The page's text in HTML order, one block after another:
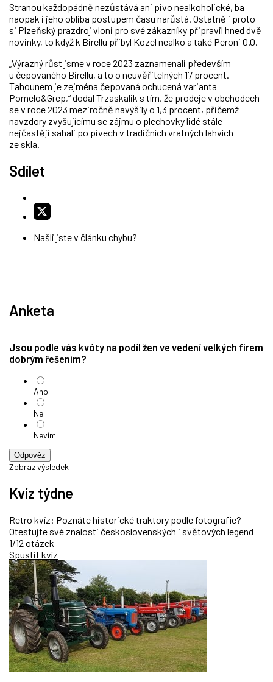
Stranou každopádně nezůstává ani pivo nealkoholické, ba
naopak i jeho obliba postupem času narůstá. Ostatně i proto
si Plzeňský prazdroj vloni pro své zákazníky připravil hned dvě
novinky, to když k Birellu přibyl Kozel nealko a také Peroni 0.0.
„Výrazný růst jsme v roce 2023 zaznamenali především
u čepovaného Birellu, a to o neuvěřitelných 17 procent.
Tahounem je zejména čepovaná ochucená varianta
Pomelo&Grep,“ dodal Trzaskalik s tím, že prodeje v obchodech
se v roce 2023 meziročně navýšily o 1,3 procent, přičemž
navzdory zvyšujícímu se zájmu o plechovky lidé stále
nejčastěji sahali po pivech v tradičních vratných lahvích
ze skla.
Sdílet
Našli jste v článku chybu?
Anketa
Jsou podle vás kvóty na podíl žen ve vedení velkých firem
dobrým řešením?
Ano
Ne
Nevím
Odpověz
Zobraz výsledek
Kvíz týdne
Retro kvíz: Poznáte historické traktory podle fotografie?
Otestujte své znalosti československých i světových legend
1/12 otázek
Spustit kvíz